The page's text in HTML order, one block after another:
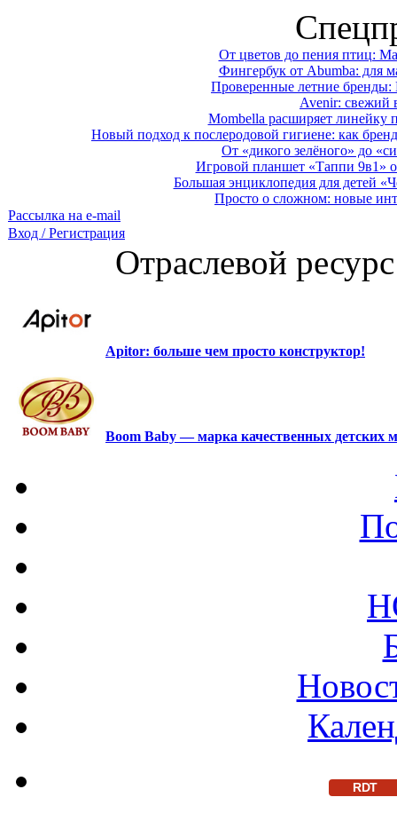
От цветов до пения птиц:
Фингербук от Abumba: для
Проверенные летние
Avenir: свежий
Mombella расширяет линейку
Новый подход к послеродовой гигиене: как
От «дикого зелёного» до
Игровой планшет «Таппи 9в1»
Большая энциклопедия для детей
Просто о сложном: новые
Рассылка на e-mail
Вход / Регистрация
Отраслевой
Apitor: больше чем просто конструктор!
Boom Baby — марка качественных детских
RDT